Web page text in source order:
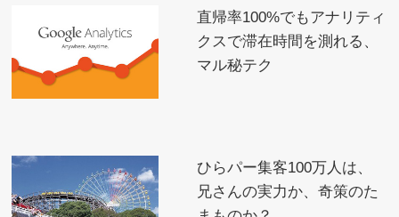
直帰率100%でもアナリティ
クスで滞在時間を測れる、
マル秘テク
ひらパー集客100万人は、
兄さんの実力か、奇策のた